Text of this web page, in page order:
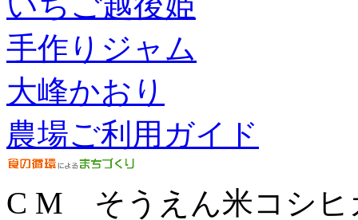
手作りジャム
大峰かおり
農場ご利用ガイド
C M そうえん米コシヒ